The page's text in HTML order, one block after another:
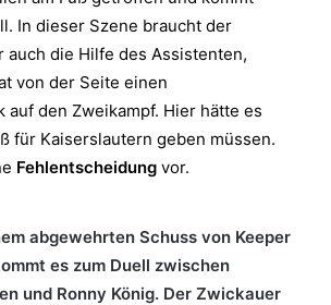
In dieser Szene braucht der
auch die Hilfe des Assistenten,
von der Seite einen
auf den Zweikampf. Hier hätte es
für Kaiserslautern geben müssen.
Fehlentscheidung vor.
abgewehrten Schuss von Keeper
es zum Duell zwischen
und Ronny König. Der Zwickauer